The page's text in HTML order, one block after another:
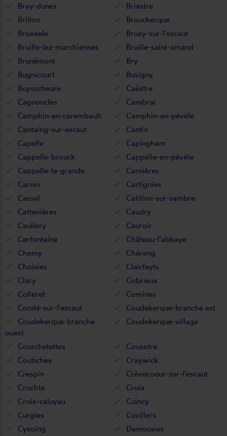
Bray-dunes
Briastre
Brillon
Brouckerque
Broxeele
Bruay-sur-l'escaut
Bruille-lez-marchiennes
Bruille-saint-amand
Brunémont
Bry
Bugnicourt
Busigny
Buysscheure
Caëstre
Cagnoncles
Cambrai
Camphin-en-carembault
Camphin-en-pévèle
Cantaing-sur-escaut
Cantin
Capelle
Capinghem
Cappelle-brouck
Cappelle-en-pévèle
Cappelle-la-grande
Carnières
Carnin
Cartignies
Cassel
Catillon-sur-sambre
Cattenières
Caudry
Caullery
Cauroir
Cerfontaine
Château-l'abbaye
Chemy
Chéreng
Choisies
Clairfayts
Clary
Cobrieux
Colleret
Comines
Condé-sur-l'escaut
Coudekerque-branche est
Coudekerque-branche
ouest
Coudekerque-village
Courchelettes
Cousolre
Coutiches
Craywick
Crespin
Crèvecoeur-sur-l'escaut
Crochte
Croix
Croix-caluyau
Cuincy
Curgies
Cuvillers
Cysoing
Damousies